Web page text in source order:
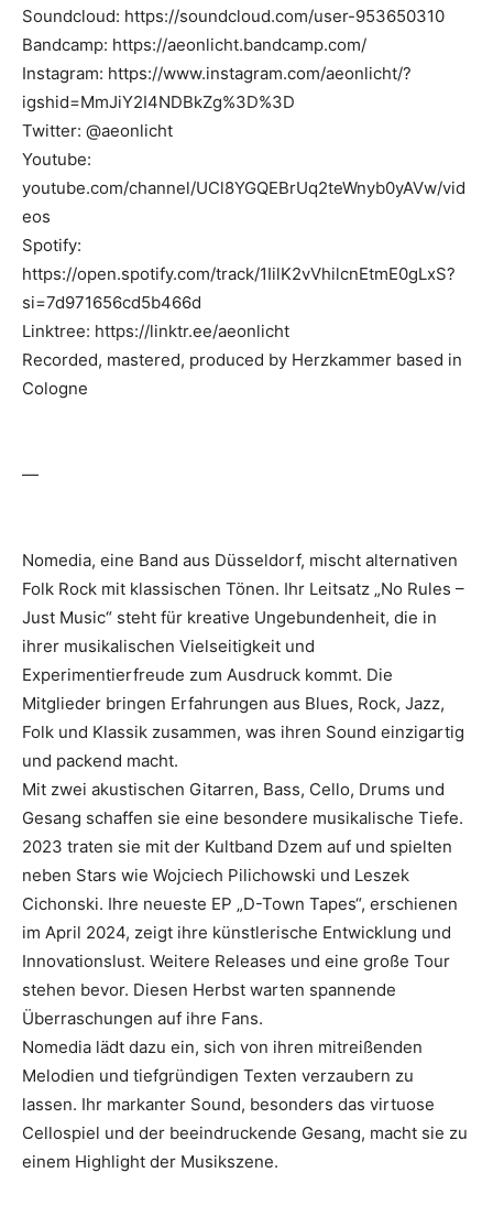
Soundcloud: https://soundcloud.com/user-953650310
Bandcamp: https://aeonlicht.bandcamp.com/
Instagram: https://www.instagram.com/aeonlicht/?
igshid=MmJiY2I4NDBkZg%3D%3D
Twitter: @aeonlicht
Youtube:
youtube.com/channel/UCl8YGQEBrUq2teWnyb0yAVw/vid
eos
Spotify:
https://open.spotify.com/track/1IilK2vVhilcnEtmE0gLxS?
si=7d971656cd5b466d
Linktree: https://linktr.ee/aeonlicht
Recorded, mastered, produced by Herzkammer based in
Cologne
—
Nomedia, eine Band aus Düsseldorf, mischt alternativen
Folk Rock mit klassischen Tönen. Ihr Leitsatz „No Rules –
Just Music“ steht für kreative Ungebundenheit, die in
ihrer musikalischen Vielseitigkeit und
Experimentierfreude zum Ausdruck kommt. Die
Mitglieder bringen Erfahrungen aus Blues, Rock, Jazz,
Folk und Klassik zusammen, was ihren Sound einzigartig
und packend macht.
Mit zwei akustischen Gitarren, Bass, Cello, Drums und
Gesang schaffen sie eine besondere musikalische Tiefe.
2023 traten sie mit der Kultband Dzem auf und spielten
neben Stars wie Wojciech Pilichowski und Leszek
Cichonski. Ihre neueste EP „D-Town Tapes“, erschienen
im April 2024, zeigt ihre künstlerische Entwicklung und
Innovationslust. Weitere Releases und eine große Tour
stehen bevor. Diesen Herbst warten spannende
Überraschungen auf ihre Fans.
Nomedia lädt dazu ein, sich von ihren mitreißenden
Melodien und tiefgründigen Texten verzaubern zu
lassen. Ihr markanter Sound, besonders das virtuose
Cellospiel und der beeindruckende Gesang, macht sie zu
einem Highlight der Musikszene.